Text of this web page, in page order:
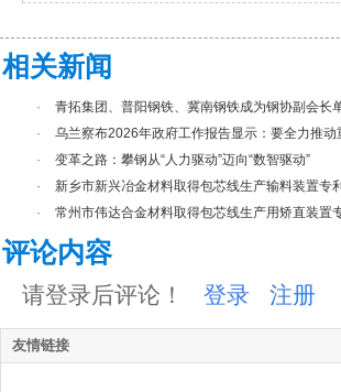
相关新闻
·
青拓集团、普阳钢铁、冀南钢铁成为钢协副会长
·
乌兰察布2026年政府工作报告显示：要全力推
·
变革之路：攀钢从“人力驱动”迈向“数智驱动”
·
新乡市新兴冶金材料取得包芯线生产输料装置专
·
常州市伟达合金材料取得包芯线生产用矫直装置
评论内容
请登录后评论！ 登录 注册
友情链接